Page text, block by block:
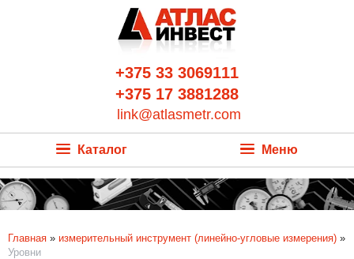
+375 33 3069111
+375 17 3881288
link@atlasmetr.com
Каталог Меню
Главная » измерительный инструмент (линейно-угловые измерения) »
Уровни